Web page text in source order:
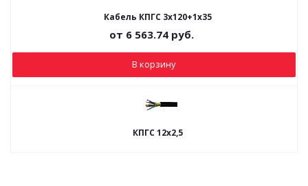
Кабель КПГС 3х120+1х35
от 6 563.74 руб.
В корзину
КПГС 12х2,5